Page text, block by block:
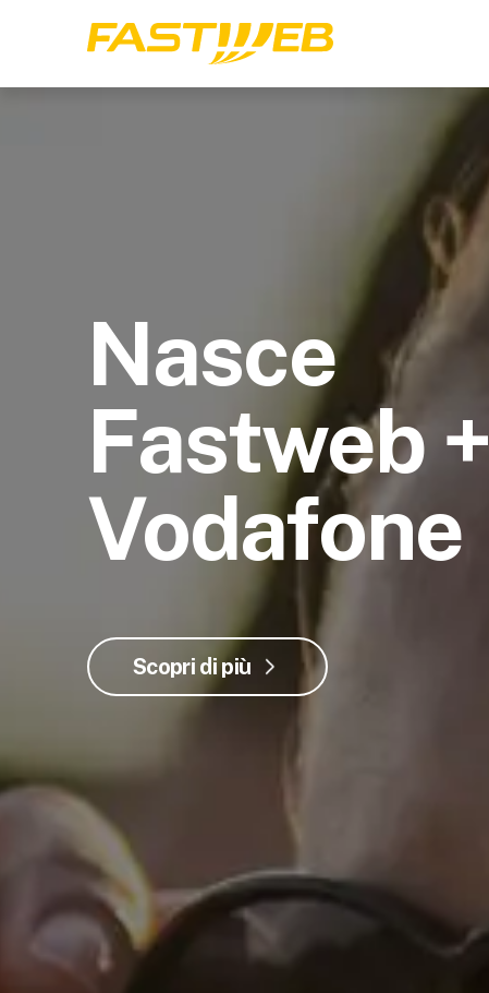
Nasce
Fastweb +
Vodafone
Scopri di più